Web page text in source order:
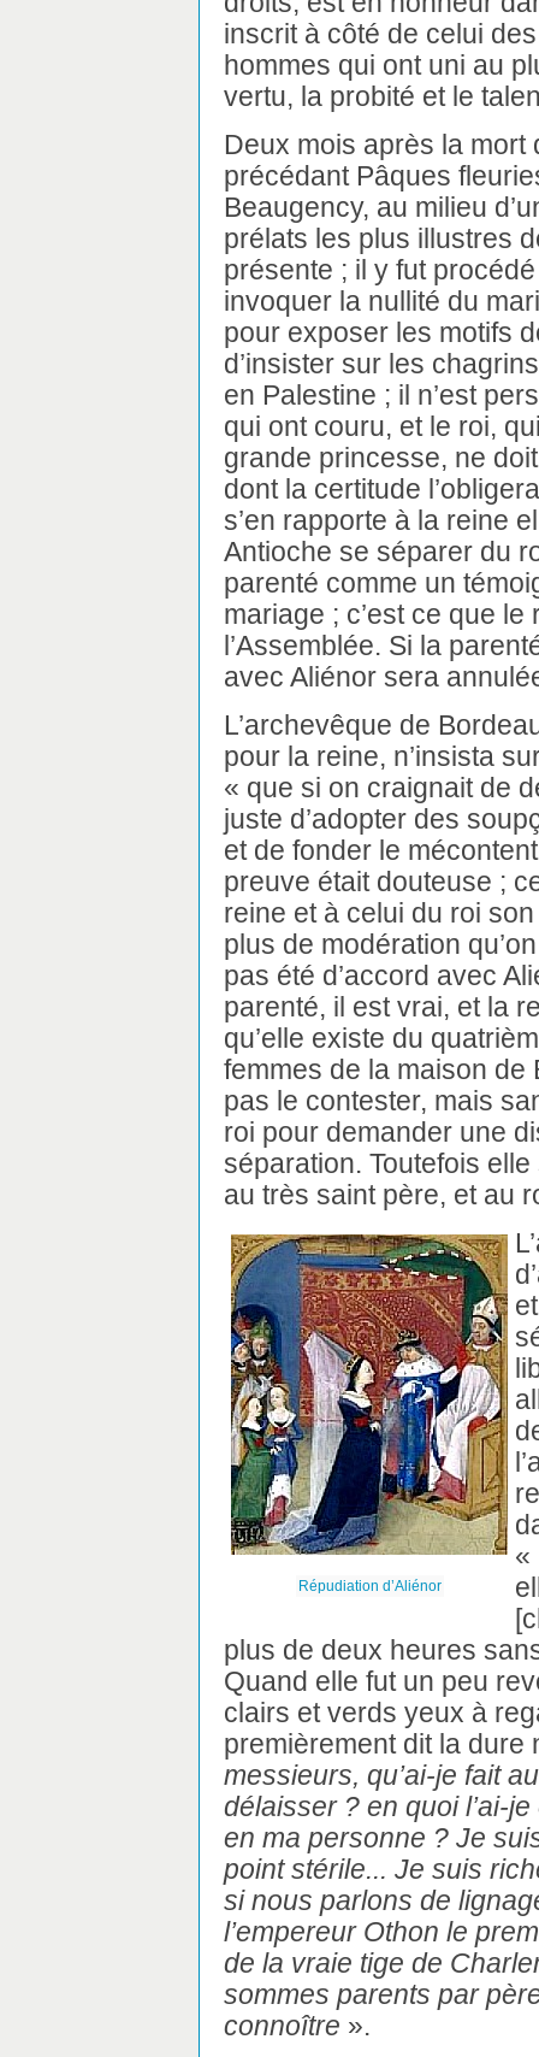
inscrit à côté de celui
hommes qui ont uni au
vertu, la probité et le
Deux mois après la mort
précédant Pâques
Beaugency, au milieu
prélats les plus illustres
présente ; il y fut
invoquer la nullité du
pour exposer les motifs
d’insister sur les
en Palestine ; il n’est
qui ont couru, et le roi,
grande princesse, ne
dont la certitude
s’en rapporte à la reine
Antioche se séparer du
parenté comme un
mariage ; c’est ce que
l’Assemblée. Si la
avec Aliénor sera
L’archevêque de
pour la reine, n’insista
« que si on craignait de
juste d’adopter des
et de fonder le
preuve était douteuse ;
reine et à celui du roi
plus de modération
pas été d’accord avec
parenté, il est vrai, et la
qu’elle existe du
femmes de la maison de
pas le contester, mais
roi pour demander une
séparation. Toutefois
au très saint père, et au
Répudiation d’Aliénor
«
plus de deux heures
Quand elle fut un peu
clairs et verds yeux à
premièrement dit la
messieurs, qu’ai-je fait
délaisser ? en quoi l’ai-
en ma personne ? Je
point stérile... Je suis
si nous parlons de
l’empereur Othon le
de la vraie tige de
sommes parents par
connoître ».